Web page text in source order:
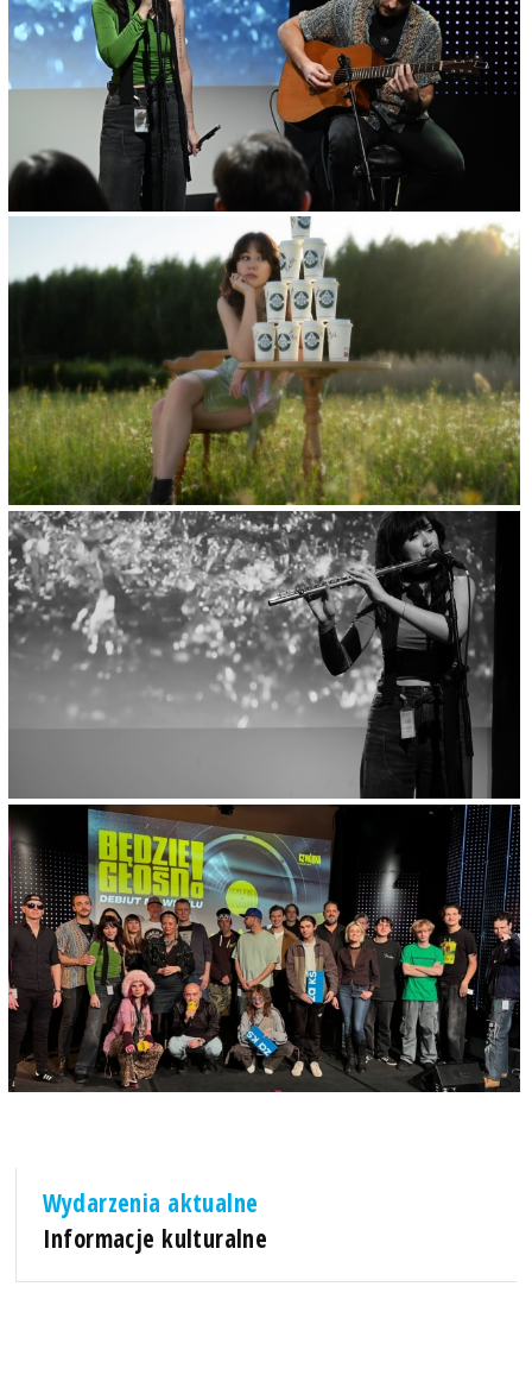
Wydarzenia aktualne
Informacje kulturalne